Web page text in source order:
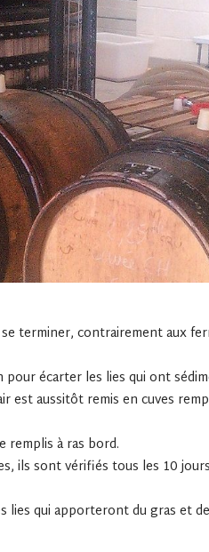
terminer, contrairement aux
écarter les lies qui ont
est aussitôt remis en cuves
remplis à ras bord.
ils sont vérifiés tous les 10
qui apporteront du gras et